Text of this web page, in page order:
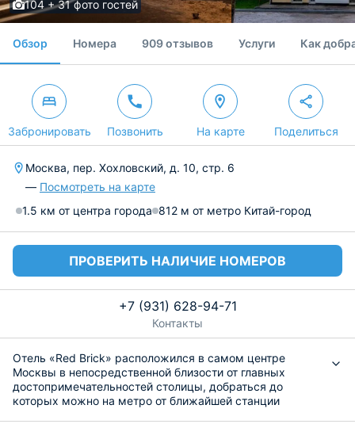
104 + 31 фото гостей
Обзор Номера 909 отзывов Услуги Как
Забронировать Позвонить На карте Поделиться
Москва, пер. Хохловский, д. 10, стр. 6
— Посмотреть на карте
1.5 км от центра города 812 м от метро Китай-город
ПРОВЕРИТЬ НАЛИЧИЕ НОМЕРОВ
+7 (931) 628-94-71
Контакты
Отель «Red Brick» расположился в самом центре
Москвы в непосредственной близости от главных
достопримечательностей столицы, добраться до
которых можно на метро от ближайшей станции